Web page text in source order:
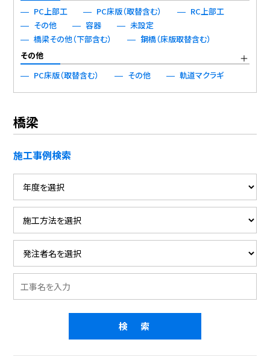
PC上部工
PC床版（取替含む）
RC上部工
その他
容器
未設定
橋梁その他（下部含む）
鋼橋（床版取替含む）
その他
PC床版（取替含む）
その他 軌道マクラギ
橋梁
施工事例検索